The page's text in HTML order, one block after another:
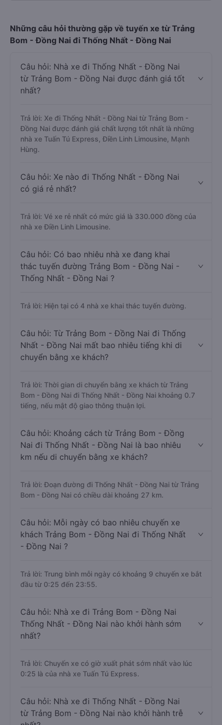
Những câu hỏi thường gặp về tuyến xe từ Trảng
Bom - Đồng Nai đi Thống Nhất - Đồng Nai
Câu hỏi: Nhà xe đi Thống Nhất - Đồng Nai
từ Trảng Bom - Đồng Nai được đánh giá tốt
nhất?
Trả lời: Xe đi Thống Nhất - Đồng Nai từ Trảng Bom -
Đồng Nai được đánh giá chất lượng tốt nhất là những
nhà xe Tuấn Tú Express, Điền Linh Limousine, Mạnh
Hùng.
Câu hỏi: Xe nào đi Thống Nhất - Đồng Nai
có giá rẻ nhất?
Trả lời: Vé xe rẻ nhất có mức giá là 330.000 đồng của
nhà xe Điền Linh Limousine.
Câu hỏi: Có bao nhiêu nhà xe đang khai
thác tuyến đường Trảng Bom - Đồng Nai -
Thống Nhất - Đồng Nai ?
Trả lời: Hiện tại có 4 nhà xe khai thác tuyến đường.
Câu hỏi: Từ Trảng Bom - Đồng Nai đi Thống
Nhất - Đồng Nai mất bao nhiêu tiếng khi di
chuyển bằng xe khách?
Trả lời: Thời gian di chuyển bằng xe khách từ Trảng
Bom - Đồng Nai đi Thống Nhất - Đồng Nai khoảng 0.7
tiếng, nếu mật độ giao thông thuận lợi.
Câu hỏi: Khoảng cách từ Trảng Bom - Đồng
Nai đi Thống Nhất - Đồng Nai là bao nhiêu
km nếu di chuyển bằng xe khách?
Trả lời: Đoạn đường đi Thống Nhất - Đồng Nai từ Trảng
Bom - Đồng Nai có chiều dài khoảng 27 km.
Câu hỏi: Mỗi ngày có bao nhiêu chuyến xe
khách Trảng Bom - Đồng Nai đi Thống Nhất
- Đồng Nai ?
Trả lời: Trung bình mỗi ngày có khoảng 9 chuyến xe bắt
đầu từ 0:25 đến 23:55.
Câu hỏi: Nhà xe đi Trảng Bom - Đồng Nai
Thống Nhất - Đồng Nai nào khởi hành sớm
nhất?
Trả lời: Chuyến xe có giờ xuất phát sớm nhất vào lúc
0:25 là của nhà xe Tuấn Tú Express.
Câu hỏi: Nhà xe đi Thống Nhất - Đồng Nai
từ Trảng Bom - Đồng Nai nào khởi hành trễ